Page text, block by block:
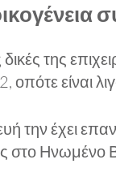
δικές της
οπότε είναι
την έχει
στο Ηνωμένο